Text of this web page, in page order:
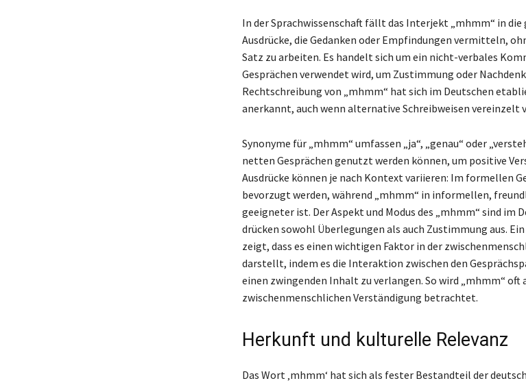
In der Sprachwissenschaft fällt das Interjekt „mhmm“ in
Ausdrücke, die Gedanken oder Empfindungen vermitteln,
Satz zu arbeiten. Es handelt sich um ein nicht-verbales
Gesprächen verwendet wird, um Zustimmung oder
Rechtschreibung von „mhmm“ hat sich im Deutschen
anerkannt, auch wenn alternative Schreibweisen vereinzelt
Synonyme für „mhmm“ umfassen „ja“, „genau“ oder
netten Gesprächen genutzt werden können, um positive
Ausdrücke können je nach Kontext variieren: Im formellen
bevorzugt werden, während „mhmm“ in informellen,
geeigneter ist. Der Aspekt und Modus des „mhmm“ sind im
drücken sowohl Überlegungen als auch Zustimmung aus.
zeigt, dass es einen wichtigen Faktor in der
darstellt, indem es die Interaktion zwischen den
einen zwingenden Inhalt zu verlangen. So wird „mhmm“ oft
zwischenmenschlichen Verständigung betrachtet.
Herkunft und kulturelle Relevanz
Das Wort ‚mhmm‘ hat sich als fester Bestandteil der